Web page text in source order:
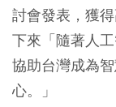
討會發表，獲
下來「隨著人
協助台灣成為
心。」